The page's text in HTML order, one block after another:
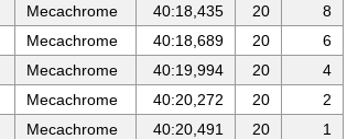
Mecachrome 40:18,435 20
8
Mecachrome 40:18,689 20
6
Mecachrome 40:19,994 20
4
Mecachrome 40:20,272 20
2
Mecachrome 40:20,491 20
1